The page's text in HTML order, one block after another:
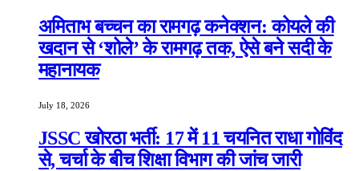
अमिताभ बच्चन का रामगढ़ कनेक्शन: कोयले की
खदान से ‘शोले’ के रामगढ़ तक, ऐसे बने सदी के
महानायक
July 18, 2026
JSSC खोरठा भर्ती: 17 में 11 चयनित राधा गोविंद
से, चर्चा के बीच शिक्षा विभाग की जांच जारी